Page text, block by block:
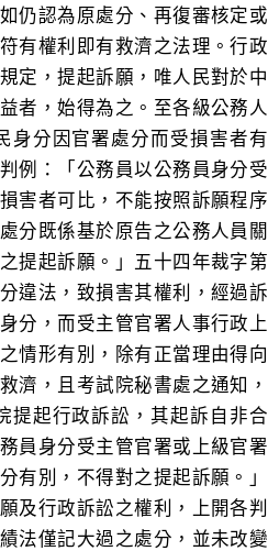
仍認為原處分、再復審核定或
有權利即有救濟之法理。行政
定，提起訴願，唯人民對於中
者，始得為之。至各級公務人
身分因官署處分而受損害者有
例：「公務員以公務員身分受
害者可比，不能按照訴願程序
分既係基於原告之公務人員關
提起訴願。」五十四年裁字第
違法，致損害其權利，經過訴
分，而受主管官署人事行政上
情形有別，除有正當理由得向
濟，且考試院秘書處之通知，
提起行政訴訟，其起訴自非合
員身分受主管官署或上級官署
有別，不得對之提起訴願。」
及行政訴訟之權利，上開各判
法僅記大過之處分，並未改變